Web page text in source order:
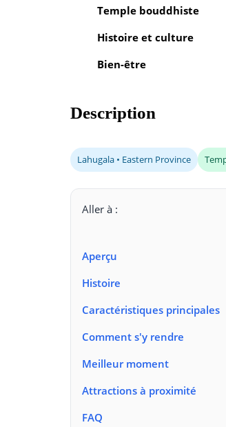
Temple bouddhiste
Histoire et culture
Bien-être
Description
Lahugala • Eastern Province
Aller à :
Aperçu
Histoire
Caractéristiques principales
Comment s'y rendre
Meilleur moment
Attractions à proximité
FAQ